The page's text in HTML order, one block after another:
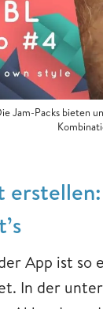
Jam-Packs bieten
App ist so
In der